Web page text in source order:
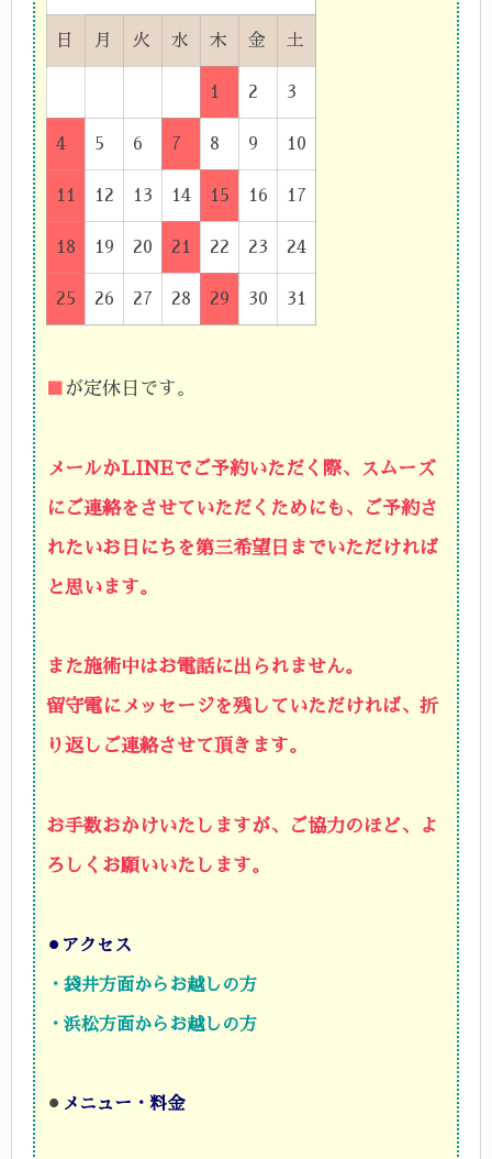
日 月 火 水 木 金 土
1 2 3
4 5 6 7 8 9 10
11 12 13 14 15 16 17
18 19 20 21 22 23 24
25 26 27 28 29 30 31
が定休日です。
メールかLINEでご予約いただく際、スムーズ
にご連絡をさせていただくためにも、ご予約さ
れたいお日にちを第三希望日までいただければ
と思います。
また施術中はお電話に出られません。
留守電にメッセージを残していただければ、折
り返しご連絡させて頂きます。
お手数おかけいたしますが、ご協力のほど、よ
ろしくお願いいたします。
⚫︎ アクセス
・袋井方面からお越しの方
・浜松方面からお越しの方
⚫︎ メニュー・料金